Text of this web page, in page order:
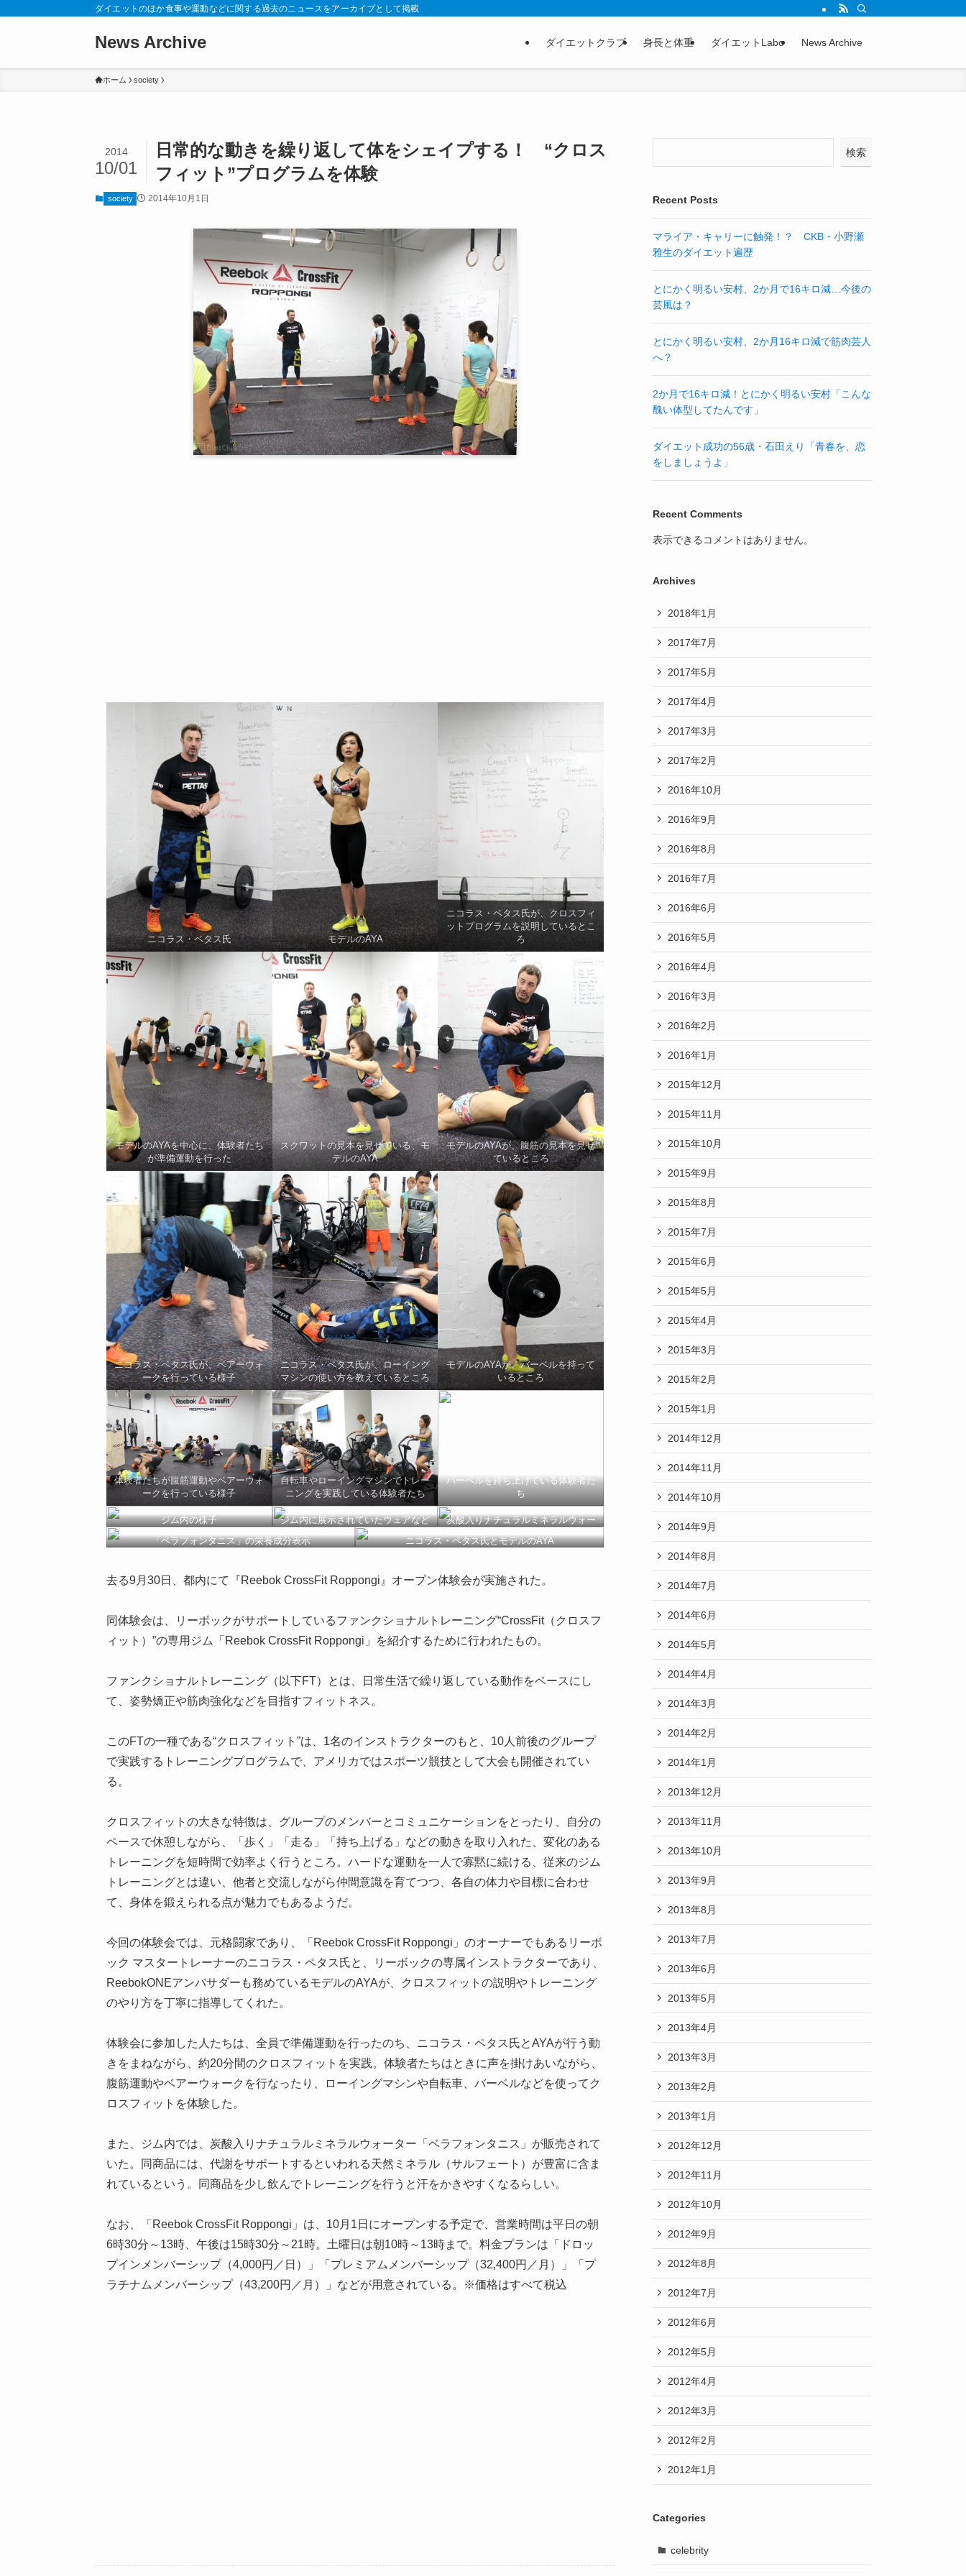
ダイエットのほか食事や運動などに関する過去のニュースをアーカイブとして掲載
News Archive ダイエットクラブ 身長と体重 ダイエットLabo News Archive
ホーム society
日常的な動きを繰り返して体をシェイプする！ “クロス
フィット”プログラムを体験
2014
10/01
society 2014年10月1日
ニコラス・ペタス氏 モデルのAYA
ニコラス・ペタス氏が、クロスフィ
ットプログラムを説明しているとこ
ろ
モデルのAYAを中心に、体験者たち
が準備運動を行った
スクワットの見本を見せている、モ
デルのAYA
モデルのAYAが、腹筋の見本を見せ
ているところ
ニコラス・ペタス氏が、ベアーウォ
ークを行っている様子
ニコラス・ペタス氏が、ローイング
マシンの使い方を教えているところ
モデルのAYAが、バーベルを持って
いるところ
体験者たちが腹筋運動やベアーウォ
ークを行っている様子
自転車やローイングマシンでトレー
ニングを実践している体験者たち
バーベルを持ち上げている体験者た
ち
ジム内の様子 ジム内に展示されていたウェアなど
炭酸入りナチュラルミネラルウォー
「ベラフォンタニス」の栄養成分表示 ニコラス・ペタス氏とモデルのAYA
去る9月30日、都内にて『Reebok CrossFit Roppongi』オープン体験会が実施された。
同体験会は、リーボックがサポートしているファンクショナルトレーニング“CrossFit（クロスフ
ィット）”の専用ジム「Reebok CrossFit Roppongi」を紹介するために行われたもの。
ファンクショナルトレーニング（以下FT）とは、日常生活で繰り返している動作をベースにし
て、姿勢矯正や筋肉強化などを目指すフィットネス。
このFTの一種である“クロスフィット”は、1名のインストラクターのもと、10人前後のグループ
で実践するトレーニングプログラムで、アメリカではスポーツ競技として大会も開催されてい
る。
クロスフィットの大きな特徴は、グループのメンバーとコミュニケーションをとったり、自分の
ペースで休憩しながら、「歩く」「走る」「持ち上げる」などの動きを取り入れた、変化のある
トレーニングを短時間で効率よく行うところ。ハードな運動を一人で寡黙に続ける、従来のジム
トレーニングとは違い、他者と交流しながら仲間意識を育てつつ、各自の体力や目標に合わせ
て、身体を鍛えられる点が魅力でもあるようだ。
今回の体験会では、元格闘家であり、「Reebok CrossFit Roppongi」のオーナーでもあるリーボ
ック マスタートレーナーのニコラス・ペタス氏と、リーボックの専属インストラクターであり、
ReebokONEアンバサダーも務めているモデルのAYAが、クロスフィットの説明やトレーニング
のやり方を丁寧に指導してくれた。
体験会に参加した人たちは、全員で準備運動を行ったのち、ニコラス・ペタス氏とAYAが行う動
きをまねながら、約20分間のクロスフィットを実践。体験者たちはときに声を掛けあいながら、
腹筋運動やベアーウォークを行なったり、ローイングマシンや自転車、バーベルなどを使ってク
ロスフィットを体験した。
また、ジム内では、炭酸入りナチュラルミネラルウォーター「ベラフォンタニス」が販売されて
いた。同商品には、代謝をサポートするといわれる天然ミネラル（サルフェート）が豊富に含ま
れているという。同商品を少し飲んでトレーニングを行うと汗をかきやすくなるらしい。
なお、「Reebok CrossFit Roppongi」は、10月1日にオープンする予定で、営業時間は平日の朝
6時30分～13時、午後は15時30分～21時。土曜日は朝10時～13時まで。料金プランは「ドロッ
プインメンバーシップ（4,000円／日）」「プレミアムメンバーシップ（32,400円／月）」「プ
ラチナムメンバーシップ（43,200円／月）」などが用意されている。※価格はすべて税込
検索
Recent Posts
マライア・キャリーに触発！？ CKB・小野瀬
雅生のダイエット遍歴
とにかく明るい安村、2か月で16キロ減…今後の
芸風は？
とにかく明るい安村、2か月16キロ減で筋肉芸人
へ？
2か月で16キロ減！とにかく明るい安村「こんな
醜い体型してたんです」
ダイエット成功の56歳・石田えり「青春を、恋
をしましょうよ」
Recent Comments
表示できるコメントはありません。
Archives
2018年1月
2017年7月
2017年5月
2017年4月
2017年3月
2017年2月
2016年10月
2016年9月
2016年8月
2016年7月
2016年6月
2016年5月
2016年4月
2016年3月
2016年2月
2016年1月
2015年12月
2015年11月
2015年10月
2015年9月
2015年8月
2015年7月
2015年6月
2015年5月
2015年4月
2015年3月
2015年2月
2015年1月
2014年12月
2014年11月
2014年10月
2014年9月
2014年8月
2014年7月
2014年6月
2014年5月
2014年4月
2014年3月
2014年2月
2014年1月
2013年12月
2013年11月
2013年10月
2013年9月
2013年8月
2013年7月
2013年6月
2013年5月
2013年4月
2013年3月
2013年2月
2013年1月
2012年12月
2012年11月
2012年10月
2012年9月
2012年8月
2012年7月
2012年6月
2012年5月
2012年4月
2012年3月
2012年2月
2012年1月
Categories
celebrity